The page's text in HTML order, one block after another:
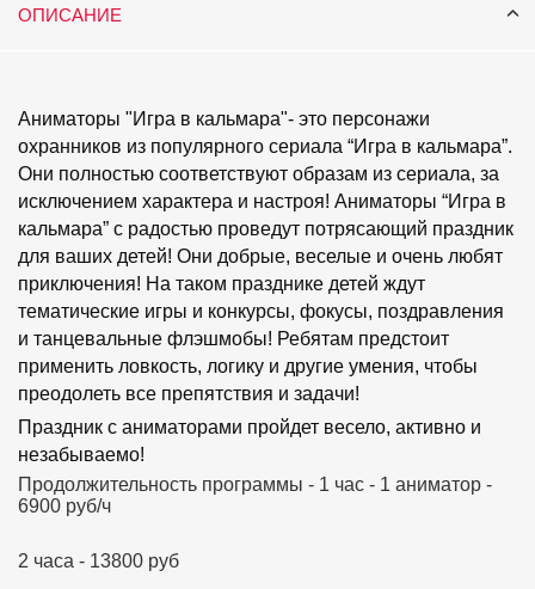
ОПИСАНИЕ
Аниматоры "Игра в кальмара"- это персонажи
охранников из популярного сериала “Игра в кальмара”.
Они полностью соответствуют образам из сериала, за
исключением характера и настроя! Аниматоры “Игра в
кальмара” с радостью проведут потрясающий праздник
для ваших детей! Они добрые, веселые и очень любят
приключения! На таком празднике детей ждут
тематические игры и конкурсы, фокусы, поздравления
и танцевальные флэшмобы! Ребятам предстоит
применить ловкость, логику и другие умения, чтобы
преодолеть все препятствия и задачи!
Праздник с аниматорами пройдет весело, активно и
незабываемо!
Продолжительность программы - 1 час - 1 аниматор -
6900 руб/ч
2 часа - 13800 руб